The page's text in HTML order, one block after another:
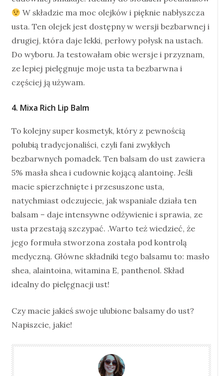
W składzie ma moc olejków i pięknie nabłyszcza
usta. Ten olejek jest dostępny w wersji bezbarwnej i
drugiej, która daje lekki, perłowy połysk na ustach.
Do wyboru. Ja testowałam obie wersje i przyznam,
ze lepiej pielęgnuje moje usta ta bezbarwna i
częściej ją używam.
4. Mixa Rich Lip Balm
To kolejny super kosmetyk, który z pewnością
polubią tradycjonaliści, czyli fani zwykłych
bezbarwnych pomadek. Ten balsam do ust zawiera
5% masła shea i cudownie kojącą alantoinę. Jeśli
macie spierzchnięte i przesuszone usta,
natychmiast odczujecie, jak wspaniale działa ten
balsam – daje intensywne odżywienie i sprawia, ze
usta przestają szczypać. .Warto też wiedzieć, że
jego formuła stworzona została pod kontrolą
medyczną. Główne składniki tego balsamu to: masło
shea, alaintoina, witamina E, panthenol. Skład
idealny do pielęgnacji ust!
Czy macie jakieś swoje ulubione balsamy do ust?
Napiszcie, jakie!